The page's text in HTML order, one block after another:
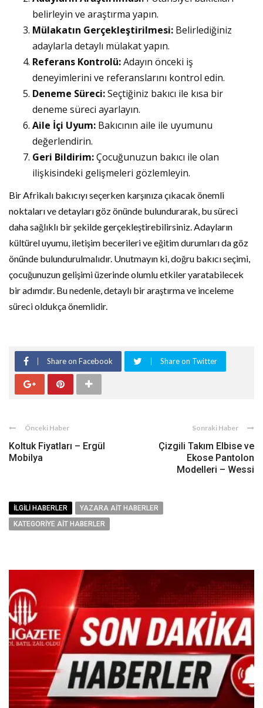
belirleyin ve araştırma yapın.
Mülakatın Gerçekleştirilmesi: Belirlediğiniz
adaylarla detaylı mülakat yapın.
Referans Kontrolü:Adayın önceki iş
deneyimlerini ve referanslarını kontrol edin.
Deneme Süreci:Seçtiğiniz bakıcı ile kısa bir
deneme süreci ayarlayın.
Aile İçi Uyum: Bakıcının aile ile uyumunu
değerlendirin.
Geri Bildirim:Çocuğunuzun bakıcı ile olan
ilişkisindeki gelişmeleri gözlemleyin.
Bir Afrikalı bakıcıyı seçerken karşınıza çıkacak önemli
noktaları ve detayları göz önünde bulundurarak, bu süreci
daha sağlıklı bir şekilde gerçekleştirebilirsiniz. Adayların
kültürel uyumu, iletişim becerileri ve eğitim durumları da göz
önünde bulundurulmalıdır. Unutmayın ki, doğru bakıcı seçimi,
çocuğunuzun gelişimi üzerinde olumlu etkiler yaratabilecek
bir adımdır. Bu nedenle, detaylı bir araştırma ve inceleme
süreci oldukça önemlidir.
Share on Facebook Share on Twitter
Önceki Haber
Koltuk Fiyatları – Ergül
Mobilya
Sonraki Haber
Çizgili Takım Elbise ve
Ekose Pantolon
Modelleri – Wessi
İLGILI HABERLER
YAZARA AIT HABERLER
KATEGORIYE AIT HABERLER